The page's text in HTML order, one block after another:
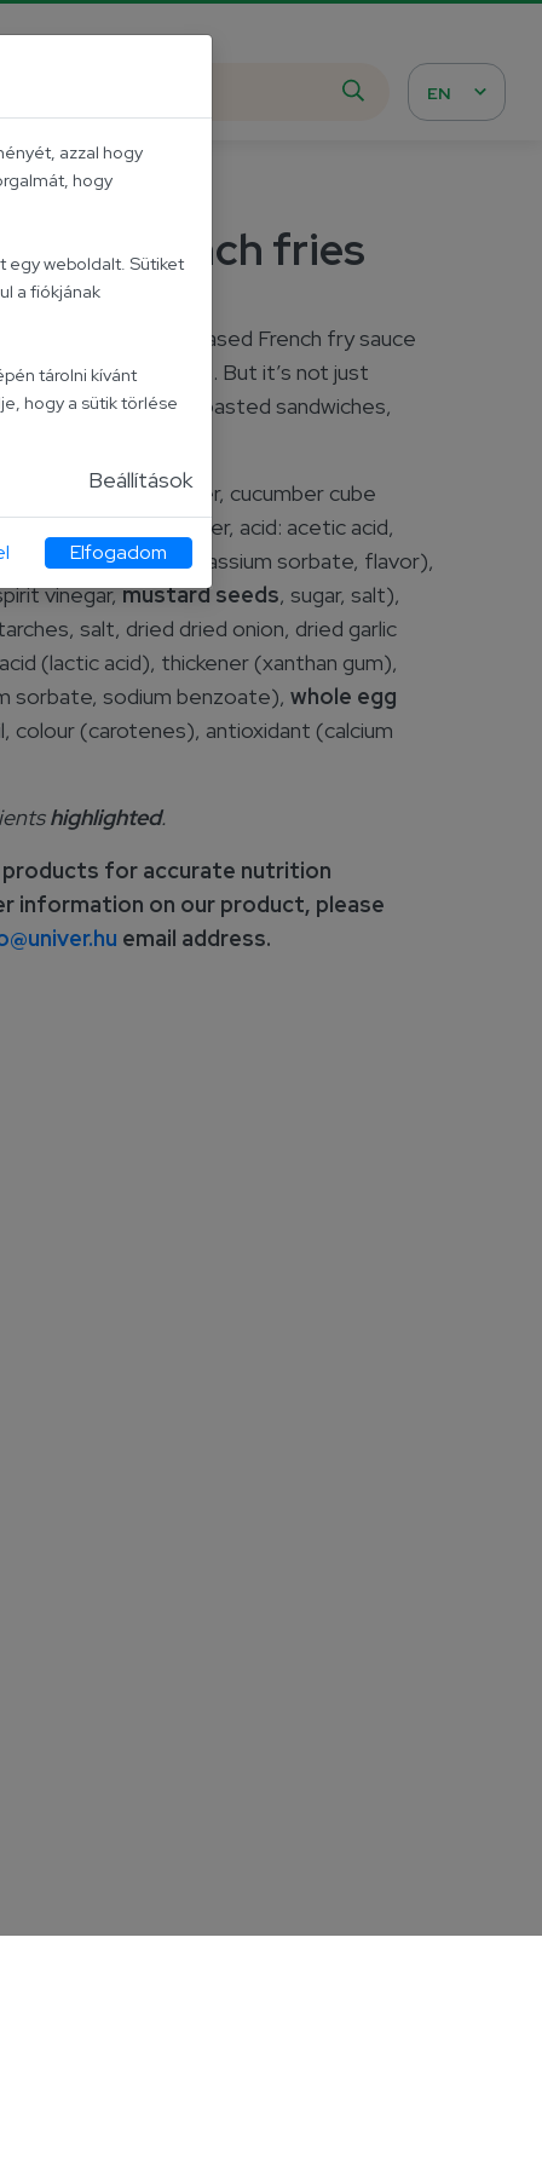
EN
for French fries
latest mayonnaise-based French fry sauce
wateringly delicious. But it’s not just
try it with cold or toasted sandwiches,
oil (43%), water, cucumber cube
syrup, sugar, water, acid: acetic acid,
preservative: potassium sorbate, flavor),
vinegar,mustard seeds, sugar, salt),
salt, dried dried onion, dried garlic
(lactic acid), thickener (xanthan gum),
sorbate, sodium benzoate), whole egg
colour (carotenes), antioxidant (calcium
highlighted.
products for accurate nutrition
information on our product, please
email address.
azzal hogy
hogy
egy weboldalt. Sütiket
a fiókjának
tárolni kívánt
hogy a sütik törlése
Beállítások
Elfogadom